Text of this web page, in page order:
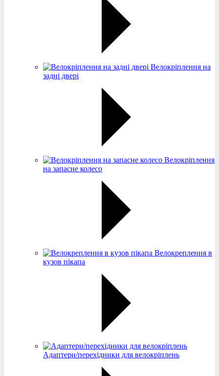
Велокріплення на
задні двері
Велокріплення
на запасне колесо
Велокрепления в
кузов пікапа
Адаптери/перехідники для велокріплень